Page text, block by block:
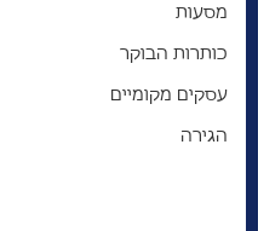
מסעות
כותרות הבוקר
עסקים מקומיים
הגירה